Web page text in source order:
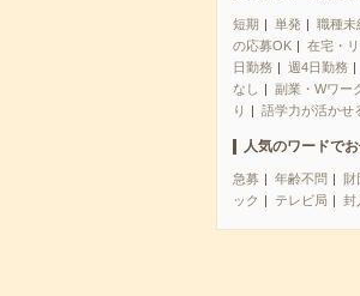
短期 単発 職種未
の応募OK
在宅・
日勤務
週4日勤務
なし
副業・Wワー
り
語学力が活かせ
人気のワードで
急募 年齢不問 財
ック
テレビ局 封